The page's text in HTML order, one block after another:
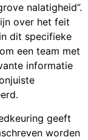
nalatigheid”.
over het feit
dit specifieke
een team met
informatie
geeft
worden